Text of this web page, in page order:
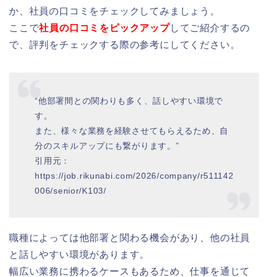
か、社員の口コミをチェックしてみましょう。
ここで社員の口コミをピックアップしてご紹介するの
で、評判をチェックする際の参考にしてください。
“他部署間との関わりも多く、話しやすい環境で
す。
また、様々な業務を経験させてもらえるため、自
分のスキルアップにも繋がります。”
引用元：
https://job.rikunabi.com/2026/company/r511142
006/senior/K103/
職種によっては他部署と関わる機会があり、他の社員
と話しやすい環境があります。
幅広い業務に携わるケースもあるため、仕事を通じて